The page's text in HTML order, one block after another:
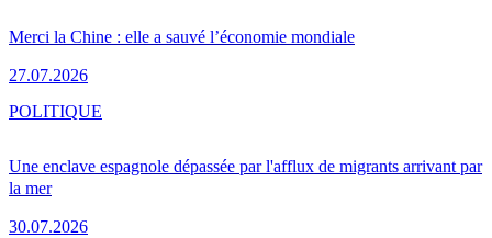
Merci la Chine : elle a sauvé l’économie mondiale
27.07.2026
Une enclave espagnole dépassée par l'afflux de migrants arrivant par
la mer
30.07.2026
POLITIQUE